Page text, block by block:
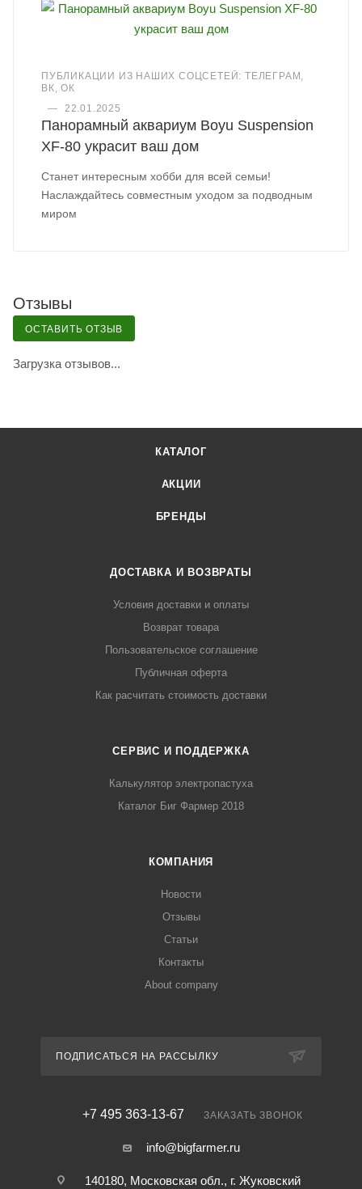
ПУБЛИКАЦИИ ИЗ НАШИХ СОЦСЕТЕЙ: ТЕЛЕГРАМ,
ВК, ОК
—
22.01.2025
Панорамный аквариум Boyu Suspension
XF-80 украсит ваш дом
Станет интересным хобби для всей семьи!
Наслаждайтесь совместным уходом за подводным
миром
Отзывы
ОСТАВИТЬ ОТЗЫВ
Загрузка отзывов...
КАТАЛОГ
АКЦИИ
БРЕНДЫ
ДОСТАВКА И ВОЗВРАТЫ
Условия доставки и оплаты
Возврат товара
Пользовательское соглашение
Публичная оферта
Как расчитать стоимость доставки
СЕРВИС И ПОДДЕРЖКА
Калькулятор электропастуха
Каталог Биг Фармер 2018
КОМПАНИЯ
Новости
Отзывы
Статьи
Контакты
About company
ПОДПИСАТЬСЯ НА РАССЫЛКУ
+7 495 363-13-67 ЗАКАЗАТЬ ЗВОНОК
info@bigfarmer.ru
140180, Московская обл., г. Жуковский